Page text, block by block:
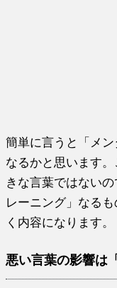
簡単に言うと「メ
なるかと思います
きな言葉ではない
レーニング」なる
く内容になります。
悪い言葉の影響は